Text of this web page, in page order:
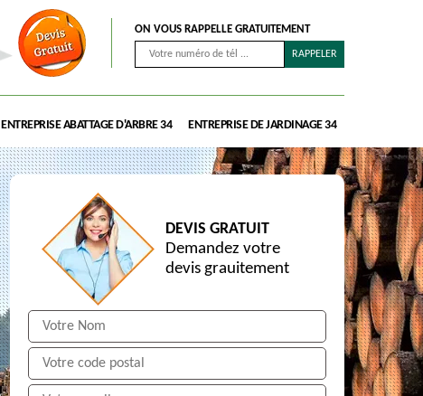
ON VOUS RAPPELLE GRATUITEMENT
ENTREPRISE ABATTAGE D'ARBRE 34 ENTREPRISE DE JARDINAGE 34
DEVIS GRATUIT
Demandez votre
devis grauitement